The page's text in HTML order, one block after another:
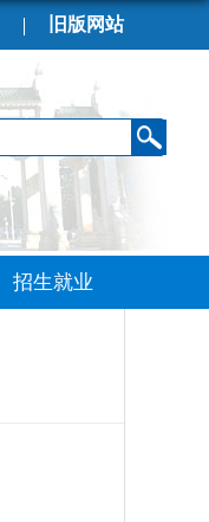
旧版网站
招生就业